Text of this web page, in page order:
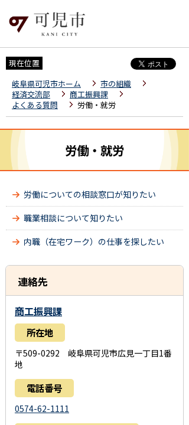
現在位置
岐阜県可児市ホーム
市の組織
経済交流部
商工振興課
よくある質問
労働・就労
労働・就労
労働についての相談窓口が知りたい
職業相談について知りたい
内職（在宅ワーク）の仕事を探したい
連絡先
商工振興課
所在地
〒509-0292 岐阜県可児市広見一丁目1番
地
電話番号
0574-62-1111